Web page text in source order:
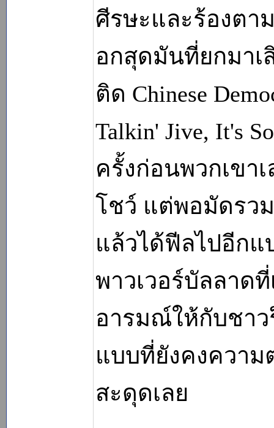
ศีรษะและร้องตา
อกสุดมันที่ยกมาเ
ติด Chinese
Talkin' Jive, It's
ครั้งก่อนพวกเขา
โชว์ แต่พอมัดรว
แล้วได้ฟีลไปอีกแ
พาวเวอร์บัลลาด
อารมณ์ให้กับชา
แบบที่ยังคงความ
สะดุดเลย